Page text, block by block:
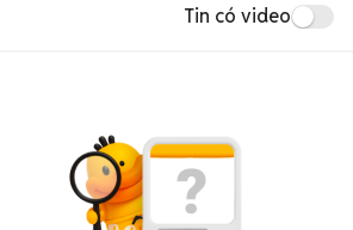
Tin có video